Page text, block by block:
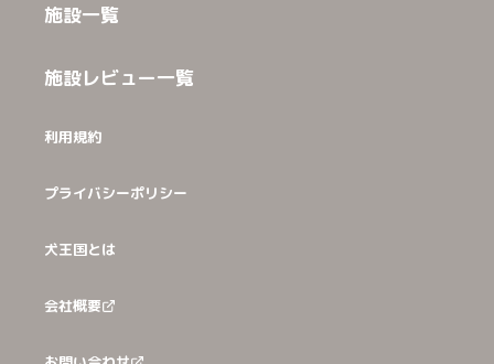
施設一覧
施設レビュー一覧
利用規約
プライバシーポリシー
犬王国とは
会社概要